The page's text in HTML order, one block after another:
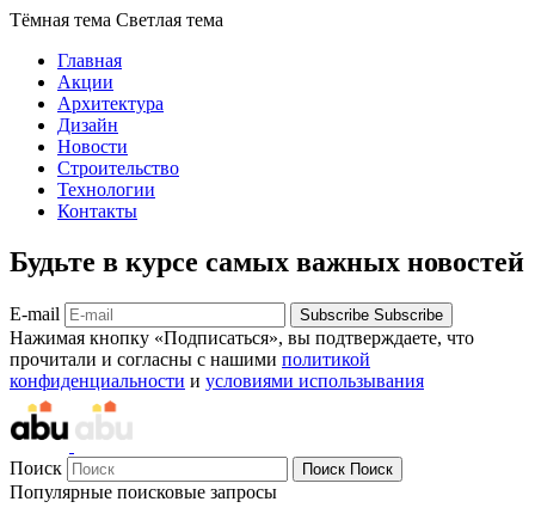
Тёмная тема Светлая тема
Главная
Акции
Архитектура
Дизайн
Новости
Строительство
Технологии
Контакты
Будьте в курсе самых важных новостей
E-mail Subscribe Subscribe
Нажимая кнопку «Подписаться», вы подтверждаете, что
прочитали и согласны с нашими политикой
конфиденциальности и условиями использывания
Поиск Поиск Поиск
Популярные поисковые запросы